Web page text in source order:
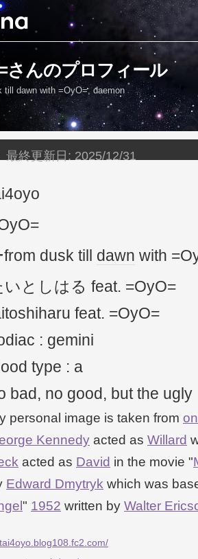
さんのプロフィール
till dawn with =OyO=, daemon
最終更新日: 2025/12/31
from dusk till dawn with
いとしはる feat. =OyO=
feat. =OyO=
: gemini
type : a
bad, no good, but the ugly
personal image is taken from
Kennedy acted as Willard
acted as David in the movie "
Edward Dmytryk which was
" 1952 written by Walter